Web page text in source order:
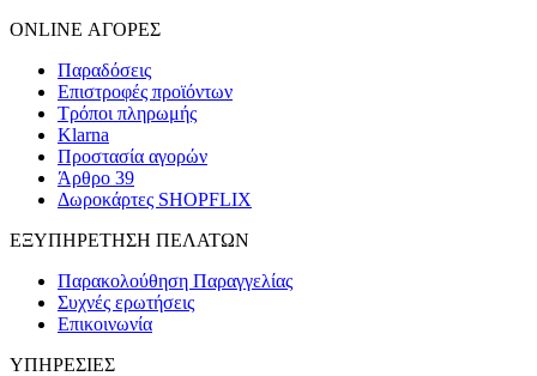
ONLINE ΑΓΟΡΕΣ
Παραδόσεις
Επιστροφές προϊόντων
Τρόποι πληρωμής
Klarna
Προστασία αγορών
Άρθρο 39
Δωροκάρτες SHOPFLIX
ΕΞΥΠΗΡΕΤΗΣΗ ΠΕΛΑΤΩΝ
Παρακολούθηση Παραγγελίας
Συχνές ερωτήσεις
Επικοινωνία
ΥΠΗΡΕΣΙΕΣ